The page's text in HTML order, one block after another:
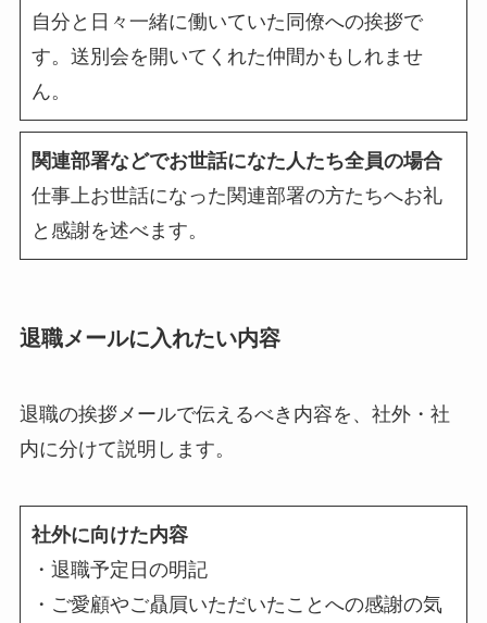
自分と日々一緒に働いていた同僚への挨拶で
す。送別会を開いてくれた仲間かもしれませ
ん。
関連部署などでお世話になた人たち全員の場合
仕事上お世話になった関連部署の方たちへお礼
と感謝を述べます。
退職メールに入れたい内容
退職の挨拶メールで伝えるべき内容を、社外・社
内に分けて説明します。
社外に向けた内容
・退職予定日の明記
・ご愛顧やご贔屓いただいたことへの感謝の気